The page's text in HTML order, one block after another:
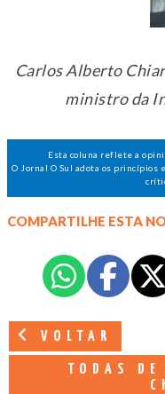
Carlos Alberto
ministro da
Esta coluna reflete a
O Jornal O Sul adota os
COMPARTILHE ESTA
VOLTAR
TODAS DE